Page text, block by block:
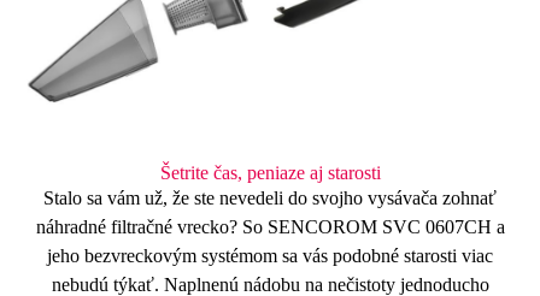
Šetrite čas, peniaze aj starosti
Stalo sa vám už, že ste nevedeli do svojho vysávača zohnať
náhradné filtračné vrecko? So SENCOROM SVC 0607CH a
jeho bezvreckovým systémom sa vás podobné starosti viac
nebudú týkať. Naplnenú nádobu na nečistoty jednoducho